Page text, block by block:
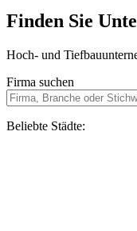
Finden Sie
Hoch- und
Firma suchen
Beliebte Städte: